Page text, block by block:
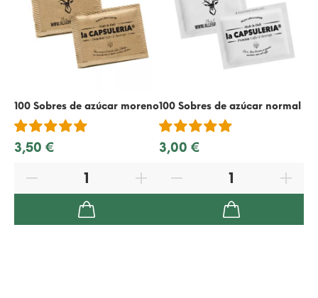
100 Sobres de azúcar moreno
3,50 €
100 Sobres de azúcar normal
3,00 €